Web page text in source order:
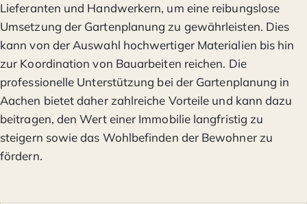
Lieferanten und Handwerkern, um eine reibungslose
Umsetzung der Gartenplanung zu gewährleisten. Dies
kann von der Auswahl hochwertiger Materialien bis hin
zur Koordination von Bauarbeiten reichen. Die
professionelle Unterstützung bei der Gartenplanung in
Aachen bietet daher zahlreiche Vorteile und kann dazu
beitragen, den Wert einer Immobilie langfristig zu
steigern sowie das Wohlbefinden der Bewohner zu
fördern.